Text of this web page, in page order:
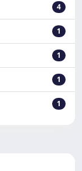
4
1
1
1
1